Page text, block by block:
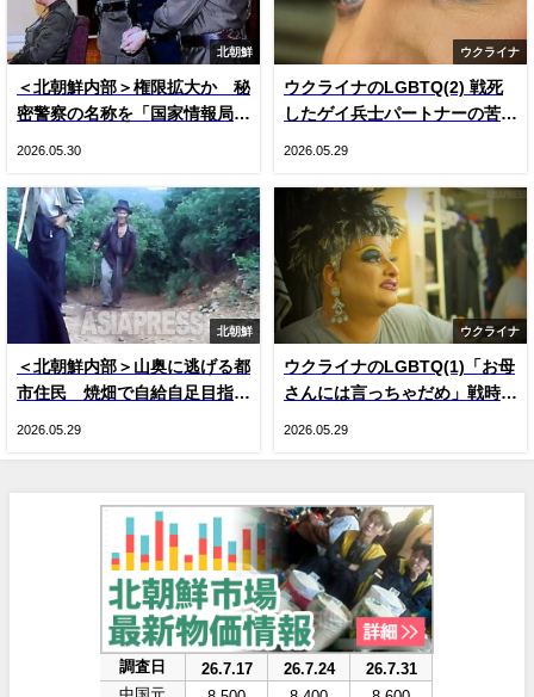
北朝鮮
＜北朝鮮内部＞権限拡大か 秘
密警察の名称を「国家情報局」
2026.05.30
ウクライナ
ウクライナのLGBTQ(2) 戦死
したゲイ兵士パートナーの苦
2026.05.29
北朝鮮
＜北朝鮮内部＞山奥に逃げる都
市住民 焼畑で自給自足目指す
2026.05.29
ウクライナ
ウクライナのLGBTQ(1)「お母
さんには言っちゃだめ」戦時下
2026.05.29